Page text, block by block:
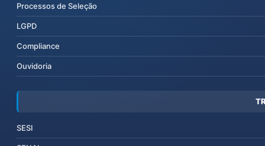
Processos de Seleção
LGPD
Compliance
Ouvidoria
SESI